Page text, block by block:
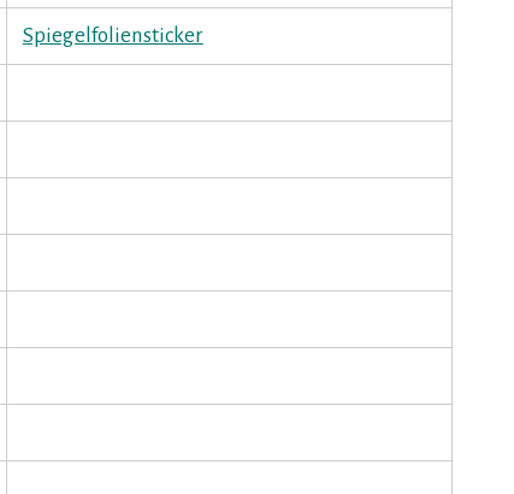
Spiegelfoliensticker